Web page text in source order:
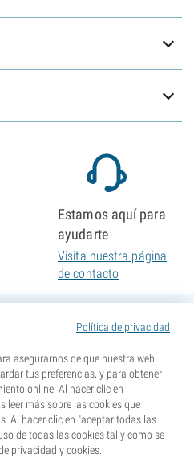
Política de privacidad
asegurarnos de que nuestra web
tus preferencias, y para obtener
online. Al hacer clic en
leer más sobre las cookies que
Al hacer clic en "aceptar todas las
de todas las cookies tal y como se
privacidad y cookies.
Estamos aquí para
ayudarte
Visita nuestra página
de contacto